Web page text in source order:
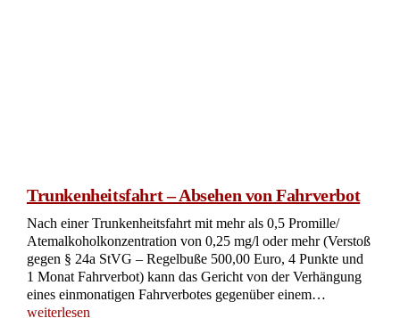
Trunkenheitsfahrt – Absehen von Fahrverbot
Nach einer Trunkenheitsfahrt mit mehr als 0,5 Promille/
Atemalkoholkonzentration von 0,25 mg/l oder mehr (Verstoß
gegen § 24a StVG – Regelbuße 500,00 Euro, 4 Punkte und
1 Monat Fahrverbot) kann das Gericht von der Verhängung
eines einmonatigen Fahrverbotes gegenüber einem…
weiterlesen